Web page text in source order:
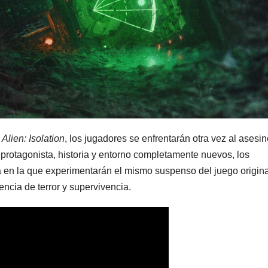
Alien: Isolation, los jugadores se enfrentarán otra vez al
historia y entorno completamente nuevos, los
la que experimentarán el mismo suspenso del juego
de terror y supervivencia.